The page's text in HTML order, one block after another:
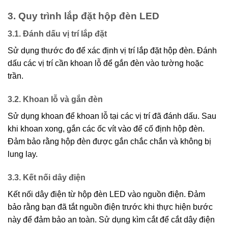
3. Quy trình lắp đặt hộp đèn LED
3.1. Đánh dấu vị trí lắp đặt
Sử dụng thước đo để xác định vị trí lắp đặt hộp đèn. Đánh
dấu các vị trí cần khoan lỗ để gắn đèn vào tường hoặc
trần.
3.2. Khoan lỗ và gắn đèn
Sử dụng khoan để khoan lỗ tại các vị trí đã đánh dấu. Sau
khi khoan xong, gắn các ốc vít vào để cố định hộp đèn.
Đảm bảo rằng hộp đèn được gắn chắc chắn và không bị
lung lay.
3.3. Kết nối dây điện
Kết nối dây điện từ hộp đèn LED vào nguồn điện. Đảm
bảo rằng bạn đã tắt nguồn điện trước khi thực hiện bước
này để đảm bảo an toàn. Sử dụng kìm cắt để cắt dây điện